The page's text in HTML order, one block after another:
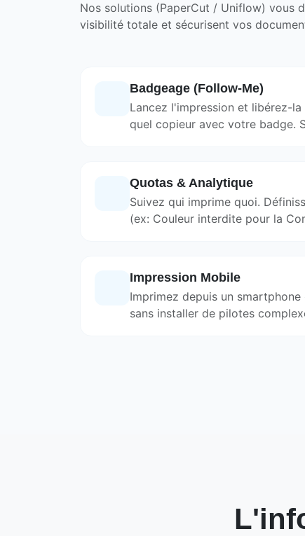
Nos solutions (PaperCut / Uniflow) vous
visibilité totale et sécurisent vos
Badgeage (Follow-Me)
Lancez l'impression et libérez-
quel copieur avec votre badge.
Quotas & Analytique
Suivez qui imprime quoi.
(ex: Couleur interdite pour la
Impression Mobile
Imprimez depuis un
sans installer de pilotes